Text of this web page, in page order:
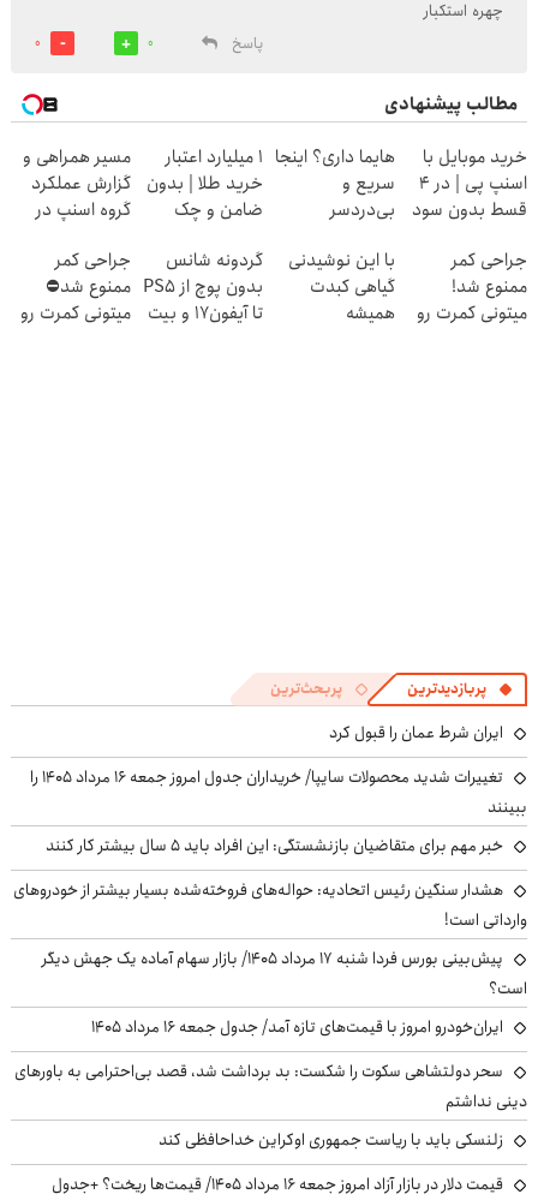
چهره استکبار
پاسخ
0
0
مطالب پیشنهادی
خرید موبایل با
اسنپ پی | در ۴
قسط بدون سود
هایما داری؟ اینجا
سریع و
بی‌دردسر
۱ میلیارد اعتبار
خرید طلا | بدون
ضامن و چک
مسیر همراهی و
گزارش عملکرد
گروه اسنپ در
جراحی کمر
ممنوع شد!
میتونی کمرت رو
با این نوشیدنی
گیاهی کبدت
همیشه
گردونه شانس
بدون پوچ از PS5
تا آیفون17 و بیت
جراحی کمر
ممنوع شد⛔
میتونی کمرت رو
پربازدیدترین پربحث‌ترین
ایران شرط عمان را قبول کرد
تغییرات شدید محصولات سایپا/ خریداران جدول امروز جمعه ۱۶ مرداد ۱۴۰۵ را
ببینند
خبر مهم برای متقاضیان بازنشستگی: این افراد باید ۵ سال بیشتر کار کنند
هشدار سنگین رئیس اتحادیه: حواله‌های فروخته‌شده بسیار بیشتر از خودروهای
وارداتی است!
پیش‌بینی بورس فردا شنبه ۱۷ مرداد ۱۴۰۵/ بازار سهام آماده یک جهش دیگر
است؟
ایران‌خودرو امروز با قیمت‌های تازه آمد/ جدول جمعه ۱۶ مرداد ۱۴۰۵
سحر دولتشاهی سکوت را شکست: بد برداشت شد، قصد بی‌احترامی به باورهای
دینی نداشتم
زلنسکی باید با ریاست جمهوری اوکراین خداحافظی کند
قیمت دلار در بازار آزاد امروز جمعه ۱۶ مرداد ۱۴۰۵/ قیمت‌ها ریخت؟ +جدول